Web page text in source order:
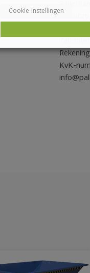
1332
KvK-
Cookie instellingen